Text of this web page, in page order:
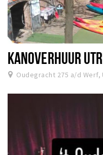
KANOVERHUUR
Oudegracht 275 a/d Werf,